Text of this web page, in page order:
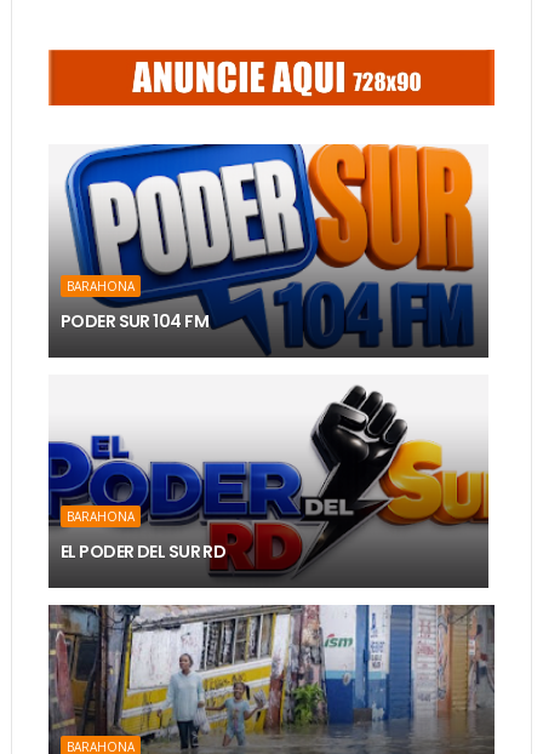
BARAHONA
PODER SUR 104 FM
BARAHONA
EL PODER DEL SUR RD
BARAHONA